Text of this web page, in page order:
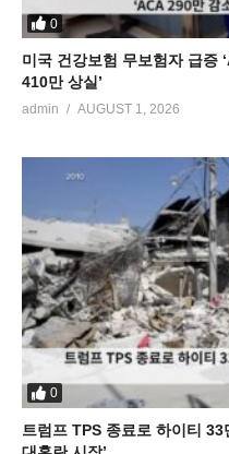
0
미국 건강보험 무보험자 급증
410만 상실’
admin AUGUST 1, 2026
0
트럼프 TPS 종료로 하이티